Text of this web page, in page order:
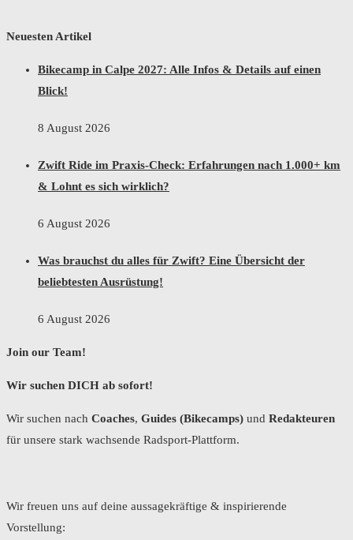
Neuesten Artikel
Bikecamp in Calpe 2027: Alle Infos & Details auf einen
Blick!
8 August 2026
Zwift Ride im Praxis-Check: Erfahrungen nach 1.000+ km
& Lohnt es sich wirklich?
6 August 2026
Was brauchst du alles für Zwift? Eine Übersicht der
beliebtesten Ausrüstung!
6 August 2026
Join our Team!
Wir suchen DICH ab sofort!
Wir suchen nach Coaches, Guides (Bikecamps) und Redakteuren
für unsere stark wachsende Radsport-Plattform.
Wir freuen uns auf deine aussagekräftige & inspirierende
Vorstellung: